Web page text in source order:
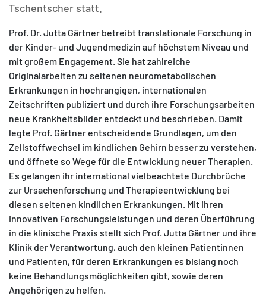
Tschentscher statt.
Prof. Dr. Jutta Gärtner betreibt translationale Forschung in
der Kinder- und Jugendmedizin auf höchstem Niveau und
mit großem Engagement. Sie hat zahlreiche
Originalarbeiten zu seltenen neurometabolischen
Erkrankungen in hochrangigen, internationalen
Zeitschriften publiziert und durch ihre Forschungsarbeiten
neue Krankheitsbilder entdeckt und beschrieben. Damit
legte Prof. Gärtner entscheidende Grundlagen, um den
Zellstoffwechsel im kindlichen Gehirn besser zu verstehen,
und öffnete so Wege für die Entwicklung neuer Therapien.
Es gelangen ihr international vielbeachtete Durchbrüche
zur Ursachenforschung und Therapieentwicklung bei
diesen seltenen kindlichen Erkrankungen. Mit ihren
innovativen Forschungsleistungen und deren Überführung
in die klinische Praxis stellt sich Prof. Jutta Gärtner und ihre
Klinik der Verantwortung, auch den kleinen Patientinnen
und Patienten, für deren Erkrankungen es bislang noch
keine Behandlungsmöglichkeiten gibt, sowie deren
Angehörigen zu helfen.